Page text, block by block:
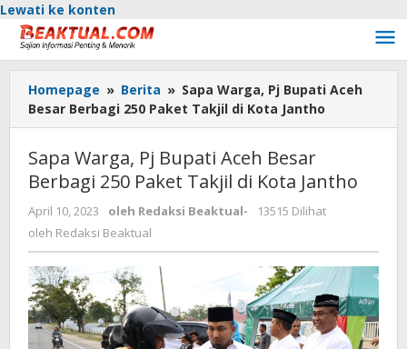
Lewati ke konten
Homepage » Berita » Sapa Warga, Pj Bupati Aceh
Besar Berbagi 250 Paket Takjil di Kota Jantho
Sapa Warga, Pj Bupati Aceh Besar
Berbagi 250 Paket Takjil di Kota Jantho
April 10, 2023 oleh Redaksi Beaktual-
13515 Dilihat
oleh Redaksi Beaktual